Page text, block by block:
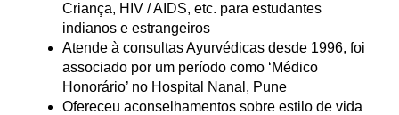
Criança, HIV / AIDS, etc. para estudantes
indianos e estrangeiros
Atende à consultas Ayurvédicas desde 1996, foi
associado por um período como ‘Médico
Honorário’ no Hospital Nanal, Pune
Ofereceu aconselhamentos sobre estilo de vida